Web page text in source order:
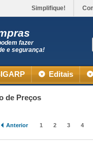
Simplifique!
fazer
e segurança!
Editais
de Preços
Anterior 1 2 3 4